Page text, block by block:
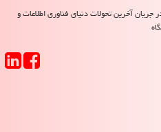
آخرین تحولات دنیای فناوری اطلاعات و